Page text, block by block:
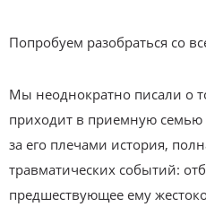
Попробуем разобраться со
Мы неоднократно писали о
приходит в приемную
за его плечами история,
травматических событий:
предшествующее ему